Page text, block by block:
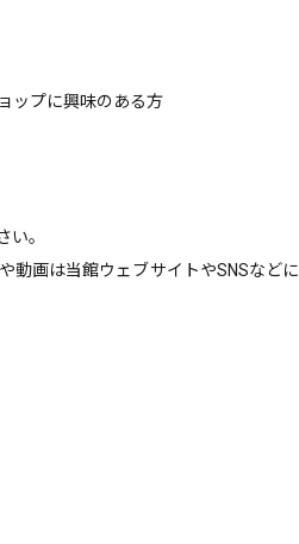
ップに興味のある方
。
動画は当館ウェブサイトやSNSなどに